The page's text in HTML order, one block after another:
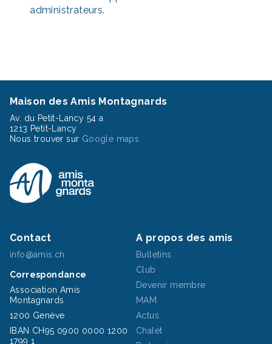
administrateurs.
Maison des Amis Montagnards
Av. du Petit-Lancy 54 a
1213 Petit-Lancy
Nous trouver sur Google maps
Contact
info@amis.ch
Correspondance
Association Amis
Montagnards
1200 Genève
IBAN CH95 0900 0000 1200
1799 1
A propos des amis
Bulletins
Club
Devenir membre
MAM
Actus
Chalet